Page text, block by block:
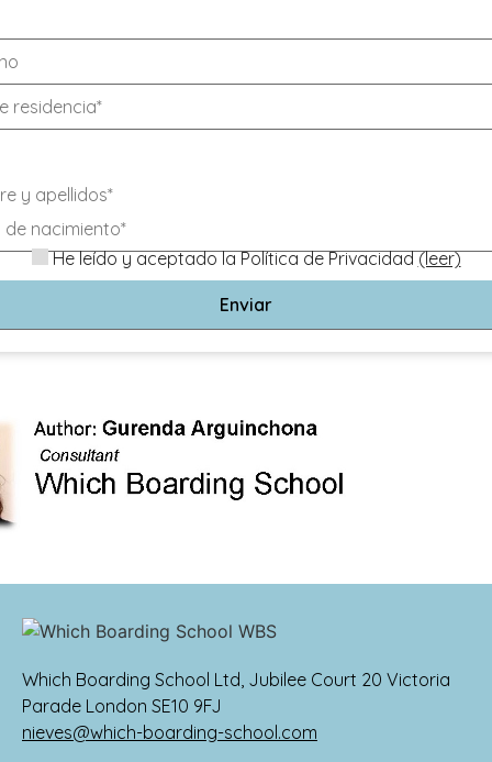
He leído y aceptado la Política de Privacidad(leer)
Which Boarding School Ltd, Jubilee Court 20 Victoria
Parade London SE10 9FJ
nieves@which-boarding-school.com